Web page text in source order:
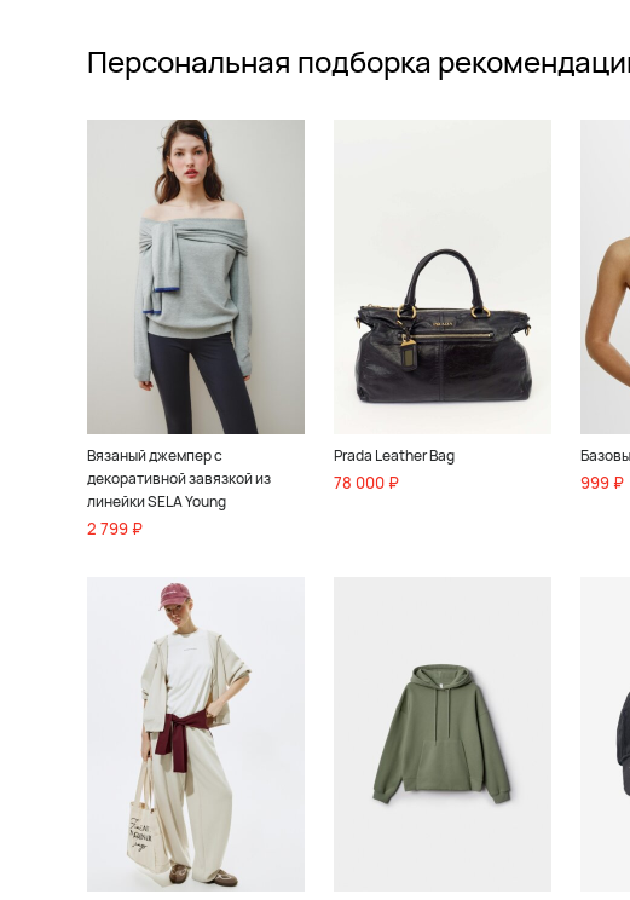
Персональная подборка
Вязаный джемпер с
декоративной завязкой из
линейки SELA Young
2 799 ₽
Prada Leather Bag
78 000 ₽ 999 ₽